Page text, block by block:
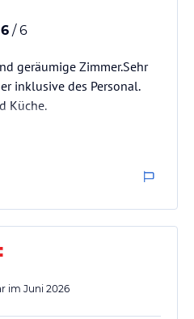
6 / 6
geräumige Zimmer.Sehr
inklusive des Personal.
Küche.
im Juni 2026